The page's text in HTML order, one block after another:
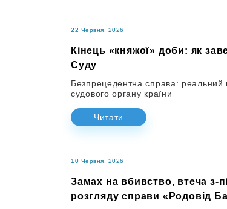
22 Червня, 2026
Кінець «княжої» доби: як
Суду
Безпрецедентна справа: реальний
судового органу країни
Читати
10 Червня, 2026
Замах на вбивство, втеча з-
розгляду справи «Родовід